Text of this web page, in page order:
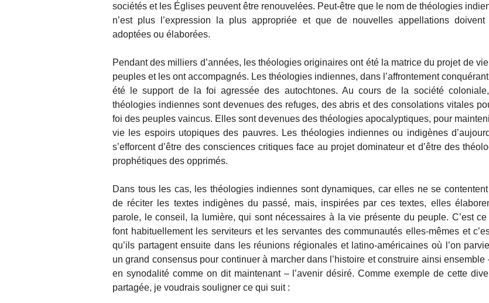
sociétés et les Églises peuvent être renouvelées. Peut-être que le nom de théologies
n’est plus l’expression la plus appropriée et que de nouvelles appellations doivent
adoptées ou élaborées.
Pendant des milliers d’années, les théologies originaires ont été la matrice du projet de
peuples et les ont accompagnés. Les théologies indiennes, dans l’affrontement
été le support de la foi agressée des autochtones. Au cours de la société
théologies indiennes sont devenues des refuges, des abris et des consolations vitales
foi des peuples vaincus. Elles sont devenues des théologies apocalyptiques, pour
vie les espoirs utopiques des pauvres. Les théologies indiennes ou indigènes
s’efforcent d’être des consciences critiques face au projet dominateur et d’être des
prophétiques des opprimés.
Dans tous les cas, les théologies indiennes sont dynamiques, car elles ne se
de réciter les textes indigènes du passé, mais, inspirées par ces textes, elles
parole, le conseil, la lumière, qui sont nécessaires à la vie présente du peuple. C’est
font habituellement les serviteurs et les servantes des communautés elles-mêmes et
qu’ils partagent ensuite dans les réunions régionales et latino-américaines où l’on
un grand consensus pour continuer à marcher dans l’histoire et construire ainsi ensemble
en synodalité comme on dit maintenant – l’avenir désiré. Comme exemple de cette
partagée, je voudrais souligner ce qui suit :